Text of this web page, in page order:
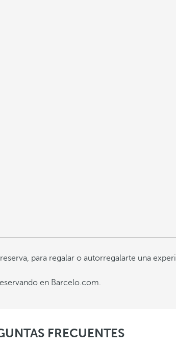
para regalar o autorregalarte una
en Barcelo.com.
FRECUENTES